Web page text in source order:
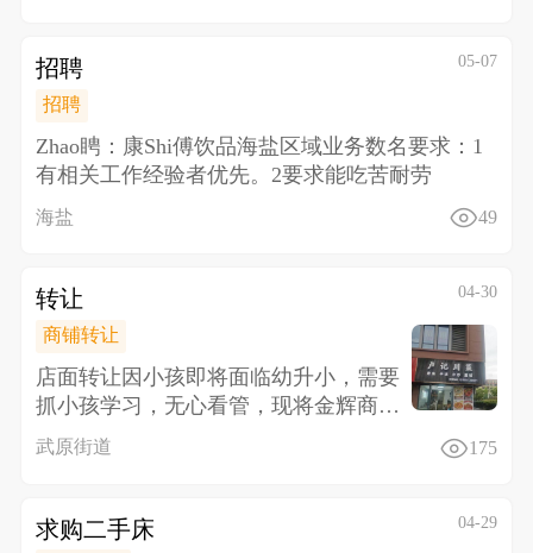
招聘 05-07
招聘
Zhao䀻：康Shi傅饮品海盐区域业务数名 要求： 1
有相关工作经验者优先。 2要求能吃苦耐劳
海盐 49
转让 04-30
商铺转让
店面转让 因小孩即将面临幼升小，需要
抓小孩学习，无心看管，现将金辉商业
中心门面转让，价格面议，设备
武原街道 175
求购二手床 04-29